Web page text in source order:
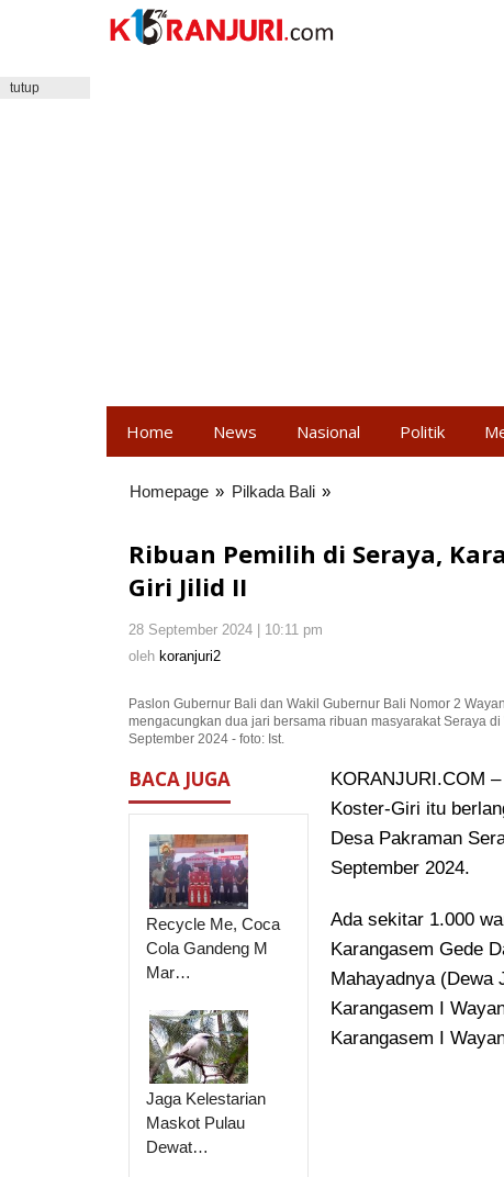
Home News Nasional Politik
tutup
Homepage » Pilkada Bali »
Seraya,
Giri
Ribuan Pemilih di Seraya,
Giri Jilid II
28 September 2024 | 10:11 pm
oleh koranjuri2
Paslon Gubernur Bali dan Wakil Gubernur Bali Nomor 2
mengacungkan dua jari bersama ribuan masyarakat Seraya
September 2024 - foto: Ist.
BACA JUGA
Recycle Me, Coca
Cola Gandeng M
Mar…
Jaga Kelestarian
Maskot Pulau
Dewat…
KORANJURI.COM
Koster-Giri itu
Desa Pakraman
September 2024.
Ada sekitar 1.000
Karangasem Gede
Mahayadnya (Dewa
Karangasem I
Karangasem I